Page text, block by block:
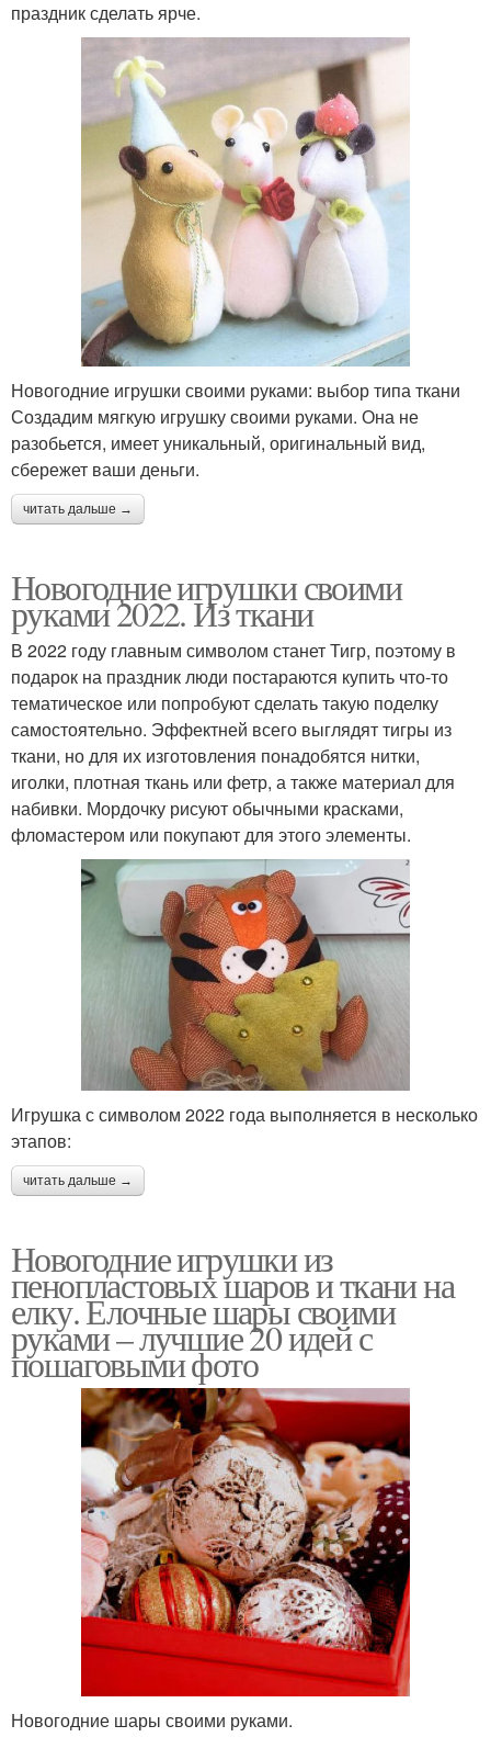
праздник сделать ярче.
Новогодние игрушки своими руками: выбор типа ткани
Создадим мягкую игрушку своими руками. Она не
разобьется, имеет уникальный, оригинальный вид,
сбережет ваши деньги.
читать дальше →
Новогодние игрушки своими
руками 2022. Из ткани
В 2022 году главным символом станет Тигр, поэтому в
подарок на праздник люди постараются купить что-то
тематическое или попробуют сделать такую поделку
самостоятельно. Эффектней всего выглядят тигры из
ткани, но для их изготовления понадобятся нитки,
иголки, плотная ткань или фетр, а также материал для
набивки. Мордочку рисуют обычными красками,
фломастером или покупают для этого элементы.
Игрушка с символом 2022 года выполняется в несколько
этапов:
читать дальше →
Новогодние игрушки из
пенопластовых шаров и ткани на
елку. Елочные шары своими
руками – лучшие 20 идей с
пошаговыми фото
Новогодние шары своими руками.